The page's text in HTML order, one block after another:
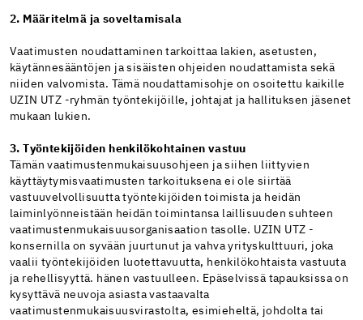
2. Määritelmä ja soveltamisala
Vaatimusten noudattaminen tarkoittaa lakien, asetusten,
käytännesääntöjen ja sisäisten ohjeiden noudattamista sekä
niiden valvomista. Tämä noudattamisohje on osoitettu kaikille
UZIN UTZ -ryhmän työntekijöille, johtajat ja hallituksen jäsenet
mukaan lukien.
3. Työntekijöiden henkilökohtainen vastuu
Tämän vaatimustenmukaisuusohjeen ja siihen liittyvien
käyttäytymisvaatimusten tarkoituksena ei ole siirtää
vastuuvelvollisuutta työntekijöiden toimista ja heidän
laiminlyönneistään heidän toimintansa laillisuuden suhteen
vaatimustenmukaisuusorganisaation tasolle. UZIN UTZ -
konsernilla on syvään juurtunut ja vahva yrityskulttuuri, joka
vaalii työntekijöiden luotettavuutta, henkilökohtaista vastuuta
ja rehellisyyttä. hänen vastuulleen. Epäselvissä tapauksissa on
kysyttävä neuvoja asiasta vastaavalta
vaatimustenmukaisuusvirastolta, esimieheltä, johdolta tai